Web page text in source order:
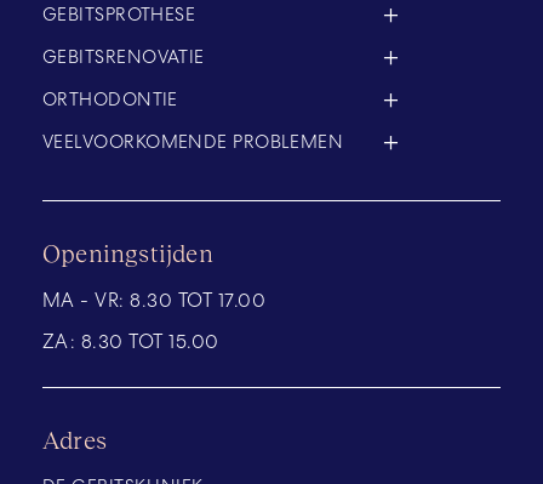
GEBITSPROTHESE
GEBITSRENOVATIE
ORTHODONTIE
VEELVOORKOMENDE PROBLEMEN
Adres
Openingstijden
MA - VR:8.30 TOT 17.00
ZA: 8.30 TOT 15.00